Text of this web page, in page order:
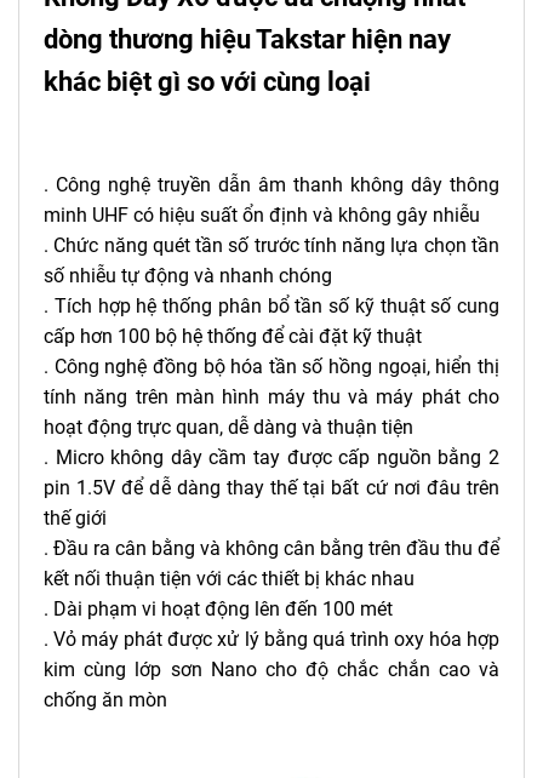
dòng thương hiệu Takstar hiện nay
khác biệt gì so với cùng loại
. Công nghệ truyền dẫn âm thanh không dây thông
minh UHF có hiệu suất ổn định và không gây nhiễu
. Chức năng quét tần số trước tính năng lựa chọn tần
số nhiễu tự động và nhanh chóng
. Tích hợp hệ thống phân bổ tần số kỹ thuật số cung
cấp hơn 100 bộ hệ thống để cài đặt kỹ thuật
. Công nghệ đồng bộ hóa tần số hồng ngoại, hiển thị
tính năng trên màn hình máy thu và máy phát cho
hoạt động trực quan, dễ dàng và thuận tiện
. Micro không dâycầm tay được cấp nguồn bằng 2
pin 1.5V để dễ dàng thay thế tại bất cứ nơi đâu trên
thế giới
. Đầu ra cân bằng và không cân bằng trên đầu thu để
kết nối thuận tiện với các thiết bị khác nhau
. Dài phạm vi hoạt động lên đến 100 mét
. Vỏ máy phát được xử lý bằng quá trình oxy hóa hợp
kim cùng lớp sơn Nano cho độ chắc chắn cao và
chống ăn mòn